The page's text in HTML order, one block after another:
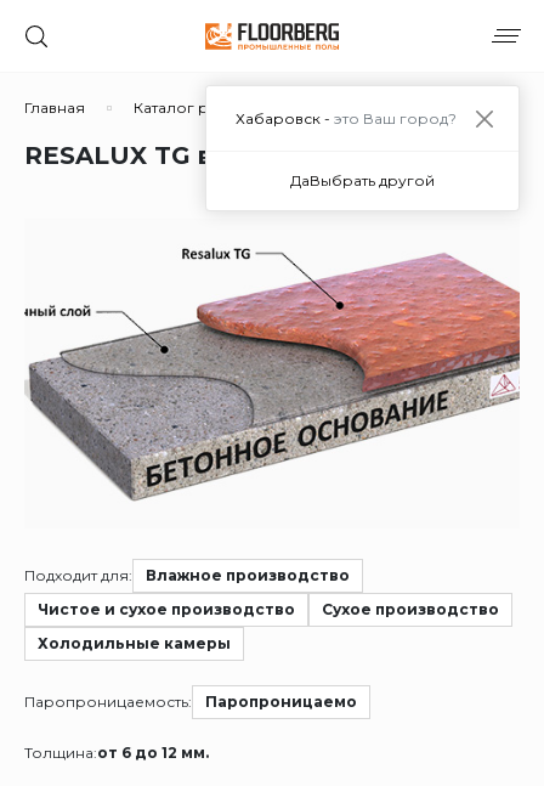
Главная Каталог решений Полимерцементные
RESALUX TG в Хабаровске
Подходит для:
Влажное производство
Чистое и сухое производство
Сухое производство
Холодильные камеры
Паропроницаемость: Паропроницаемо
Толщина:от 6 до 12 мм.
Хабаровск - это Ваш город?
ДаВыбрать другой